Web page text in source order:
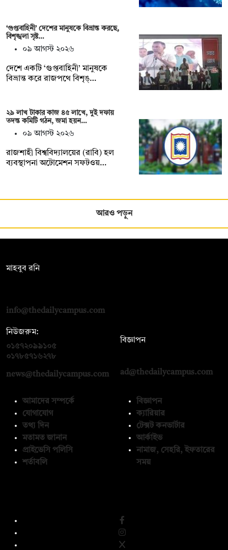
‘গুপ্তবাহিনী’ দেশের মানুষকে বিভ্রান্ত করছে,
বিশৃঙ্খলা সৃষ্ট…
০৯ আগস্ট ২০২৬
দেশে একটি ‘গুপ্তবাহিনী’ মানুষকে
বিভ্রান্ত করে রাজপথে বিশৃঙ্…
২৯ লাখ টাকার কাজ ৪৫ লাখে, দুই দফায়
তদন্ত কমিটি গঠন, জমা হয়ন…
০৯ আগস্ট ২০২৬
রাজশাহী বিশ্ববিদ্যালয়ের (রাবি) হল
ব্যবস্থাপনা অটোমেশন সফটওয়…
আরও পড়ুন
মাহবুব রনি
info@thedailycampus.com
নিউজরুম:
০১৫৭২০৯৯১০৫
০১৭৮৫৭১৬২৭৮
news@thedailycampus.com
বিজ্ঞাপন
ad@thedailycampus.com
আমাদের সম্পর্কে
যোগাযোগ
তথ্য দিন
মতামত জানান
প্রাইভেসি পলিসি
শর্তাবলি
বিজ্ঞাপন
ক্যারিয়ার
টেক্সট কনভার্টার
আর্কাইভ
নামাজ, সেহরি, ইফতারের
সময়